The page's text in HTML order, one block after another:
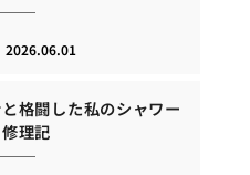
2026.06.01
格闘した私のシャワー
理記